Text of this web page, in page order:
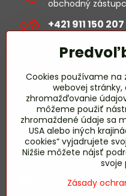
obchodný
+421 911 150 207
revízie/projekty
Pridajte sa k
Facebook HS-
Cookies používame na
webovej stránky,
zhromažďovanie
môžeme použiť
zhromaždené údaje sa
USA alebo iných
cookies“ vyjadrujete
Nižšie môžete nájsť
svoje
Zásady